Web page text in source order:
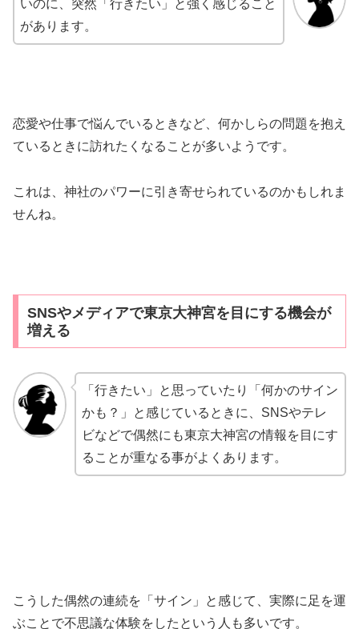
いのに、突然「行きたい」と強く感じること
があります。
恋愛や仕事で悩んでいるときなど、何かしらの問題を抱え
ているときに訪れたくなることが多いようです。
これは、神社のパワーに引き寄せられているのかもしれま
せんね。
SNSやメディアで東京大神宮を目にする機会が
増える
「行きたい」と思っていたり「何かのサイン
かも？」と感じているときに、SNSやテレ
ビなどで偶然にも東京大神宮の情報を目にす
ることが重なる事がよくあります。
こうした偶然の連続を「サイン」と感じて、実際に足を運
ぶことで不思議な体験をしたという人も多いです。